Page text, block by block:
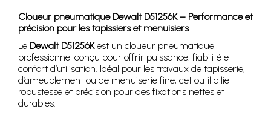
Cloueur pneumatique Dewalt D51256K – Performance et
précision pour les tapissiers et menuisiers
Le Dewalt D51256Kest un cloueur pneumatique
professionnel conçu pour offrir puissance, fiabilité et
confort d’utilisation. Idéal pour les travaux de tapisserie,
d’ameublement ou de menuiserie fine, cet outil allie
robustesse et précision pour des fixations nettes et
durables.